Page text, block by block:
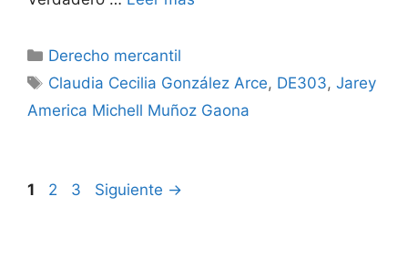
Categorías
Derecho mercantil
Etiquetas
Claudia Cecilia González Arce, DE303,Jarey
America Michell Muñoz Gaona
Página
1 Página
2 Página
3 Siguiente →